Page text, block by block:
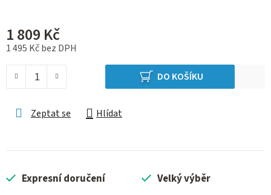
1 809 Kč
1 495 Kč bez DPH
DO KOŠÍKU
Zeptat se Hlídat
Expresní doručení Velký výběr